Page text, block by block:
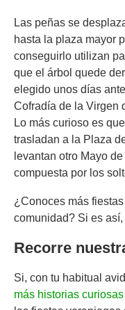
Las peñas se
hasta la plaza mayor
conseguirlo utilizan
que el árbol quede
elegido unos días
Cofradía de la Virgen
Lo más curioso es
trasladan a la Plaza
levantan otro Mayo
compuesta por los
¿Conoces más
comunidad? Si es
Recorre
Si, con tu habitual
más historias